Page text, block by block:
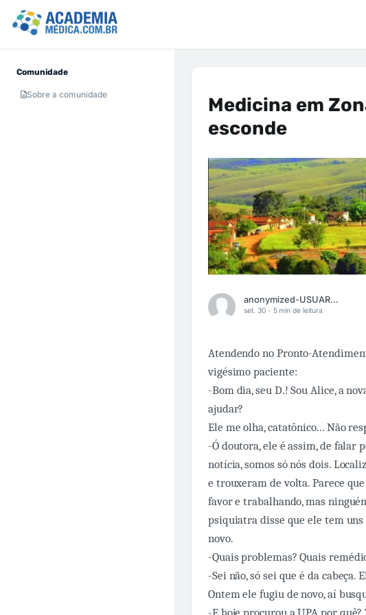
Comunidade
Sobre a comunidade
Medicina em
esconde
anonymized-USUARIO-32648
set. 30 - 5 min de leitura
Atendendo no Pronto-
vigésimo paciente:
-Bom dia, seu D.! Sou Alice, a
ajudar?
Ele me olha, catatônico... Não
-Ó doutora, ele é assim, de falar
notícia, somos só nós dois.
e trouxeram de volta. Parece
favor e trabalhando, mas
psiquiatra disse que ele tem uns
novo.
-Quais problemas? Quais
-Sei não, só sei que é da cabeça.
Ontem ele fugiu de novo, aí